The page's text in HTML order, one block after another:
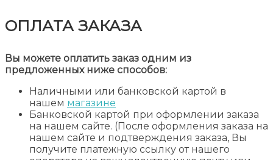
ОПЛАТА ЗАКАЗА
Вы можете оплатить заказ одним из
предложенных ниже способов:
Наличными или банковской картой в
нашем магазине
Банковской картой при оформлении заказа
на нашем сайте. (После оформления заказа на
нашем сайте и подтверждения заказа, Вы
получите платежную ссылку от нашего